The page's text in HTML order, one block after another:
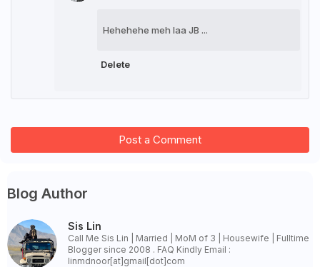
Hehehehe meh laa JB ...
Delete
Post a Comment
Blog Author
Sis Lin
Call Me Sis Lin | Married | MoM of 3 | Housewife | Fulltime
Blogger since 2008 . FAQ Kindly Email :
linmdnoor[at]gmail[dot]com